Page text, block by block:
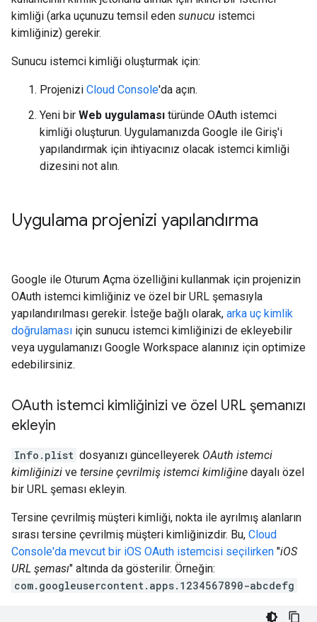
kimliği (arka uçunuzu temsil eden sunucu istemci
kimliğiniz) gerekir.
Sunucu istemci kimliği oluşturmak için:
Projenizi Cloud Console'da açın.
Yeni bir Web uygulaması türünde OAuth istemci
kimliği oluşturun. Uygulamanızda Google ile Giriş'i
yapılandırmak için ihtiyacınız olacak istemci kimliği
dizesini not alın.
Uygulama projenizi yapılandırma
Google ile Oturum Açma özelliğini kullanmak için projenizin
OAuth istemci kimliğiniz ve özel bir URL şemasıyla
yapılandırılması gerekir. İsteğe bağlı olarak, arka uç kimlik
doğrulaması için sunucu istemci kimliğinizi de ekleyebilir
veya uygulamanızı Google Workspace alanınız için optimize
edebilirsiniz.
OAuth istemci kimliğinizi ve özel URL şemanızı
ekleyin
Info.plist dosyanızı güncelleyerek OAuth istemci
kimliğinizi ve tersine çevrilmiş istemci kimliğine dayalı özel
bir URL şeması ekleyin.
Tersine çevrilmiş müşteri kimliği, nokta ile ayrılmış alanların
sırası tersine çevrilmiş müşteri kimliğinizdir. Bu, Cloud
Console'da mevcut bir iOS OAuth istemcisi seçilirken "iOS
URL şeması" altında da gösterilir. Örneğin:
com.googleusercontent.apps.1234567890-abcdefg